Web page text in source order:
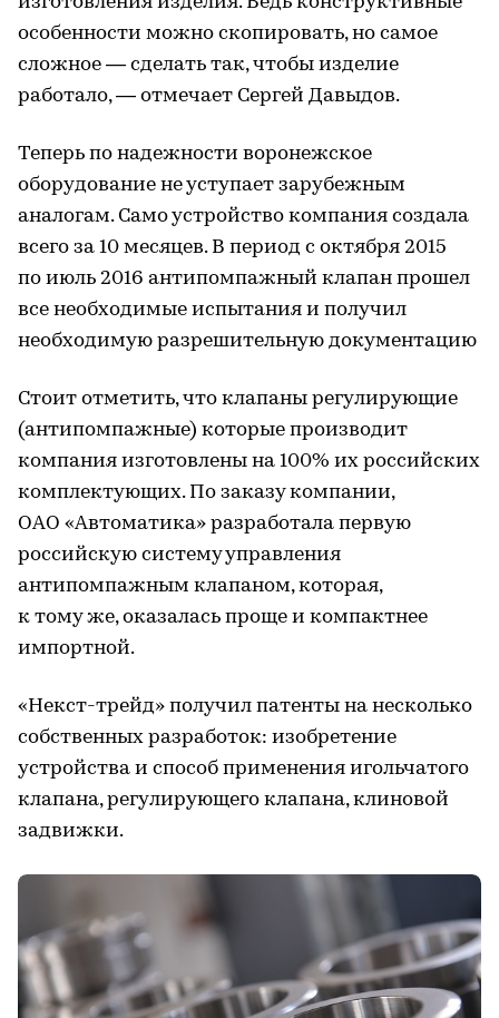
особенности можно скопировать, но самое
сложное — сделать так, чтобы изделие
работало, — отмечает Сергей Давыдов.
Теперь по надежности воронежское
оборудование не уступает зарубежным
аналогам. Само устройство компания создала
всего за 10 месяцев. В период с октября 2015
по июль 2016 антипомпажный клапан прошел
все необходимые испытания и получил
необходимую разрешительную документацию
Стоит отметить, что клапаны регулирующие
(антипомпажные) которые производит
компания изготовлены на 100% их российских
комплектующих. По заказу компании,
ОАО «Автоматика» разработала первую
российскую систему управления
антипомпажным клапаном, которая,
к тому же, оказалась проще и компактнее
импортной.
«Некст-трейд» получил патенты на несколько
собственных разработок: изобретение
устройства и способ применения игольчатого
клапана, регулирующего клапана, клиновой
задвижки.